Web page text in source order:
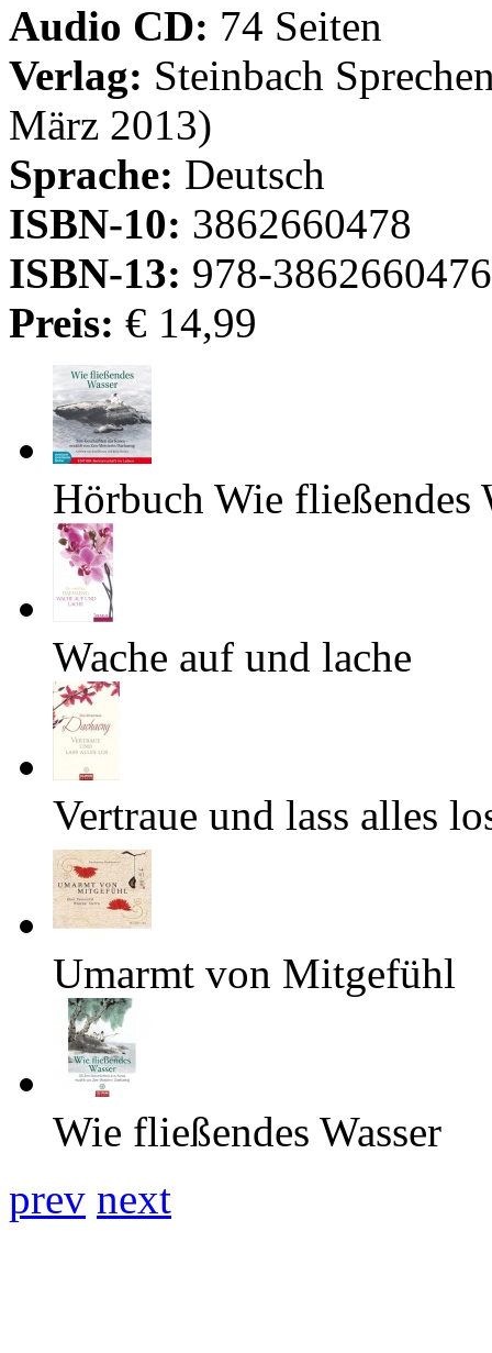
Audio CD: 74 Seiten
Verlag: Steinbach
März 2013)
Sprache: Deutsch
ISBN-10: 3862660478
ISBN-13: 978-3862660476
Preis: € 14,99
Hörbuch Wie fließendes
Wache auf und lache
Vertraue und lass alles
Umarmt von Mitgefühl
Wie fließendes Wasser
prev next